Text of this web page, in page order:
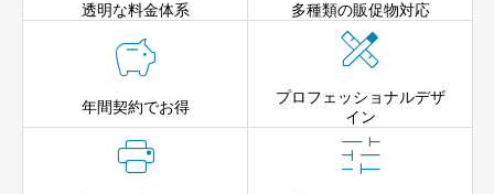
透明な料金体系 多種類の販促物対応

年間契約でお得

プロフェッショナルデザ
イン
 